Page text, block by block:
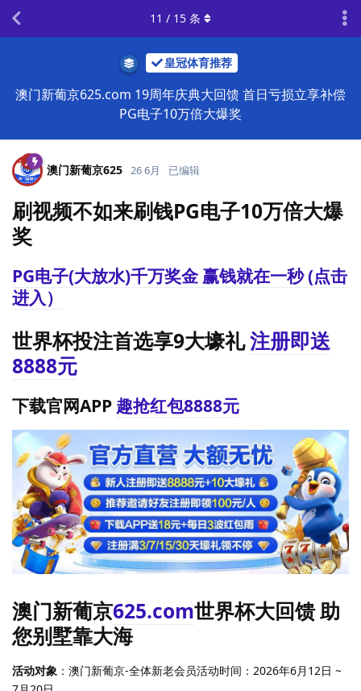
皇冠体育推荐
澳门新葡京625.com 19周年庆典大回馈 首日亏损立享补偿
PG电子10万倍大爆奖
11 / 15 条
澳门新葡京625 26 6月 已编辑
刷视频不如来刷钱PG电子10万倍大爆
奖
PG电子(大放水)千万奖金 赢钱就在一秒 (点击
进入）
世界杯投注首选享9大壕礼注册即送
8888元
下载官网APP 趣抢红包8888元
澳门新葡京625.com世界杯大回馈 助
您别墅靠大海
活动对象 ：澳门新葡京-全体新老会员活动时间：2026年6月12日 ~